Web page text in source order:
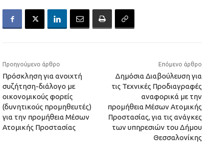
Προηγούμενο άρθρο
Πρόσκληση για ανοιχτή
συζήτηση-διάλογο με
οικονομικούς φορείς
(δυνητικούς προμηθευτές)
για την προμήθεια Μέσων
Ατομικής Προστασίας
Επόμενο άρθρο
Δημόσια Διαβούλευση για
τις Τεχνικές Προδιαγραφές
αναφορικά με την
προμήθεια Μέσων Ατομικής
Προστασίας, για τις ανάγκες
των υπηρεσιών του Δήμου
Θεσσαλονίκης